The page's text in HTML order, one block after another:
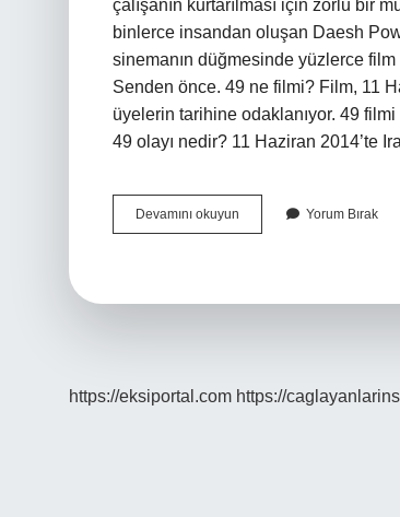
çalışanın kurtarılması için zorlu bir
binlerce insandan oluşan Daesh
sinemanın düğmesinde yüzlerce
Senden önce. 49 ne filmi? Film, 11
üyelerin tarihine odaklanıyor. 49 filmi
49 olayı nedir? 11 Haziran 2014’te
Devamını okuyun
Hangi
Yorum Bırak
https://eksiportal.com https://